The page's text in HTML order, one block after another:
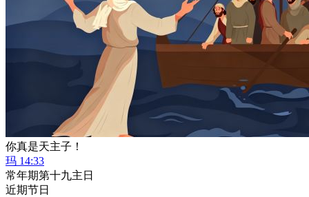
你真是天主子！
玛 14:33
常年期第十九主日
近期节日